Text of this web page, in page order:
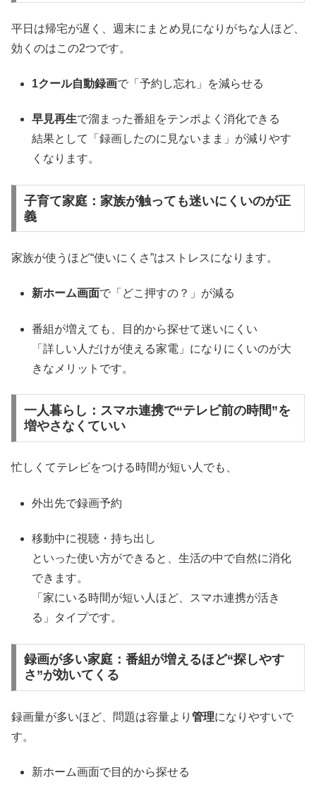
平日は帰宅が遅く、週末にまとめ見になりがちな人ほど、
効くのはこの2つです。
1クール自動録画で「予約し忘れ」を減らせる
早見再生で溜まった番組をテンポよく消化できる
結果として「録画したのに見ないまま」が減りやす
くなります。
子育て家庭：家族が触っても迷いにくいのが正
義
家族が使うほど“使いにくさ”はストレスになります。
新ホーム画面で「どこ押すの？」が減る
番組が増えても、目的から探せて迷いにくい
「詳しい人だけが使える家電」になりにくいのが大
きなメリットです。
一人暮らし：スマホ連携で“テレビ前の時間”を
増やさなくていい
忙しくてテレビをつける時間が短い人でも、
外出先で録画予約
移動中に視聴・持ち出し
といった使い方ができると、生活の中で自然に消化
できます。
「家にいる時間が短い人ほど、スマホ連携が活き
る」タイプです。
録画が多い家庭：番組が増えるほど“探しやす
さ”が効いてくる
録画量が多いほど、問題は容量より 管理になりやすいで
す。
新ホーム画面で目的から探せる